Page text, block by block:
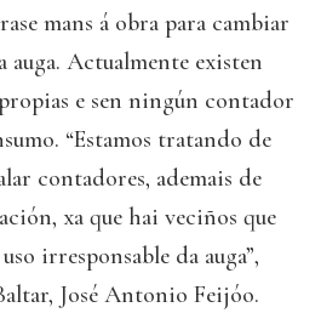
mans á obra para cambiar
auga. Actualmente existen
e sen ningún contador
“Estamos tratando de
contadores, ademais de
xa que hai veciños que
irresponsable da auga”,
José Antonio Feijóo.